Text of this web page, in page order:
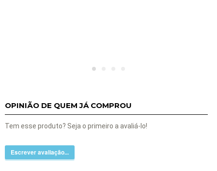
OPINIÃO DE QUEM JÁ COMPROU
Tem esse produto? Seja o primeiro a avaliá-lo!
Escrever avaliação...